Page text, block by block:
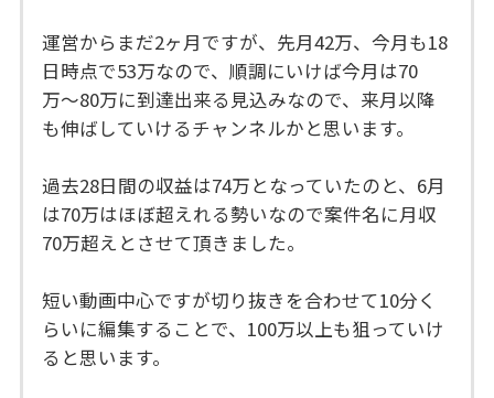
運営からまだ2ヶ月ですが、先月42万、今月も18
日時点で53万なので、順調にいけば今月は70
万〜80万に到達出来る見込みなので、来月以降
も伸ばしていけるチャンネルかと思います。
過去28日間の収益は74万となっていたのと、6月
は70万はほぼ超えれる勢いなので案件名に月収
70万超えとさせて頂きました。
短い動画中心ですが切り抜きを合わせて10分く
らいに編集することで、100万以上も狙っていけ
ると思います。